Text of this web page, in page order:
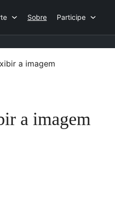
Sobre Participe
a imagem
a imagem